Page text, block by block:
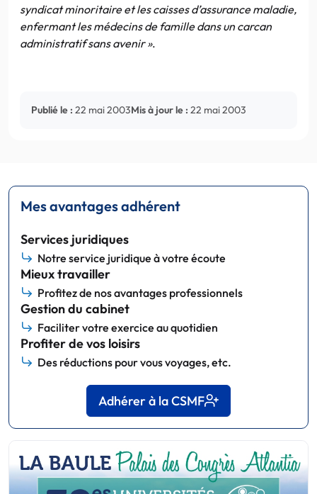
syndicat minoritaire et les caisses d’assurance maladie,
enfermant les médecins de famille dans un carcan
administratif sans avenir ».
Publié le : 22 mai 2003Mis à jour le : 22 mai 2003
Mes avantages adhérent
Services juridiques
Notre service juridique à votre écoute
Mieux travailler
Profitez de nos avantages professionnels
Gestion du cabinet
Faciliter votre exercice au quotidien
Profiter de vos loisirs
Des réductions pour vous voyages, etc.
Adhérer à la CSMF